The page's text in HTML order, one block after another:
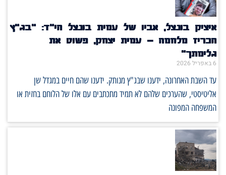
איציק בונצל, אביו של עמית בונצל הי"ד: "בג"ץ
הכריז מלחמה – עמית יצחק, פשוט את
גלימתך"
6 באפריל 2026
עד השבת האחרונה, ידענו שבג"ץ מנותק. ידענו שהם חיים במגדל שן
אליטיסטי, שהערכים שלהם לא תמיד מתכתבים עם אלו של הלוחם בחזית או
המשפחה המפונה